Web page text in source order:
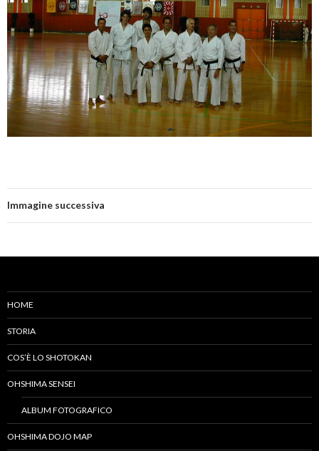
Immagine successiva
HOME
STORIA
COS’È LO SHOTOKAN
OHSHIMA SENSEI
ALBUM FOTOGRAFICO
OHSHIMA DOJO MAP